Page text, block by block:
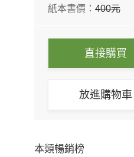
紙本書價：400元
直接購買
放進購物車
本類暢銷榜